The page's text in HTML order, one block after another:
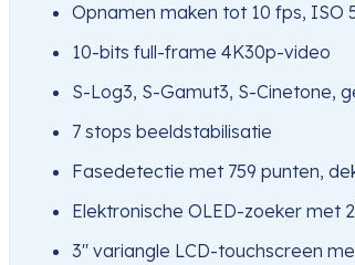
Opnamen maken tot 10 fps, ISO
10-bits full-frame 4K30p-video
S-Log3, S-Gamut3, S-Cinetone,
7 stops beeldstabilisatie
Fasedetectie met 759 punten,
Elektronische OLED-zoeker met
3″ variangle LCD-touchscreen